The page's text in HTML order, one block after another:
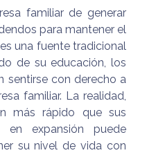
familiar de generar
para mantener el
una fuente tradicional
de su educación, los
sentirse con derecho a
familiar. La realidad,
más rápido que sus
en expansión puede
su nivel de vida con